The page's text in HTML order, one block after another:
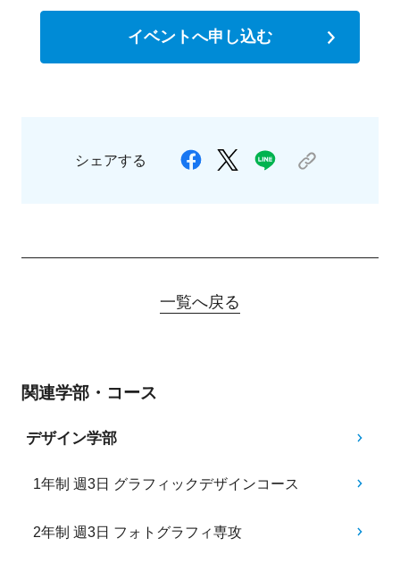
イベントへ申し込む
シェアする
一覧へ戻る
関連学部・コース
デザイン学部
1年制 週3日 グラフィックデザインコース
2年制 週3日 フォトグラフィ専攻